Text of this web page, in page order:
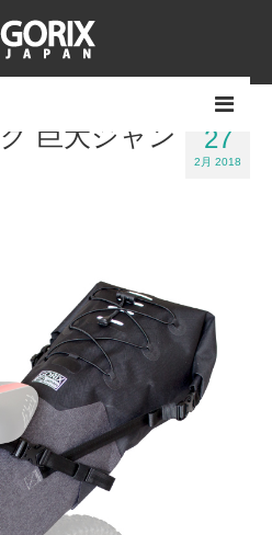
27
2月 2018
巨大ジャン